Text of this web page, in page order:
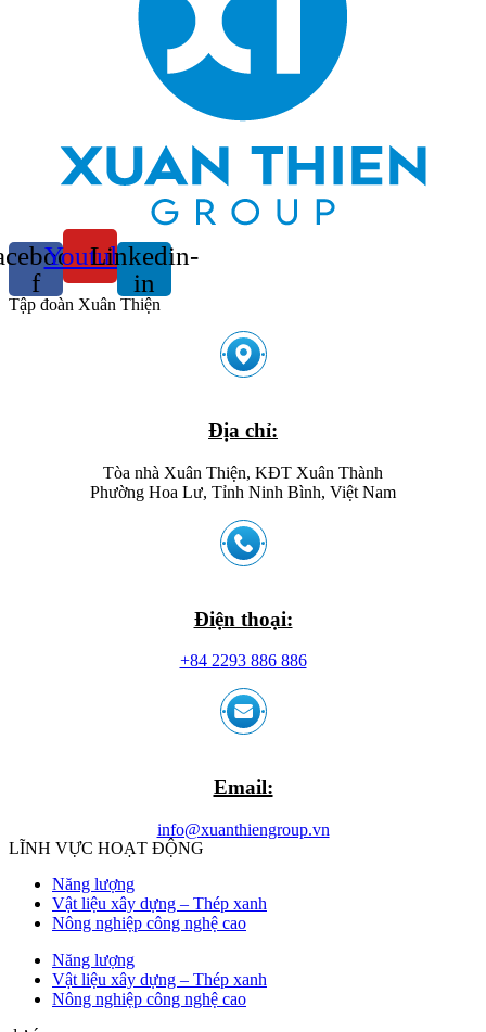
f
YoutubeLinkedin-
in
Tập đoàn Xuân Thiện
Địa chỉ:
Tòa nhà Xuân Thiện, KĐT Xuân Thành
Phường Hoa Lư, Tỉnh Ninh Bình, Việt Nam
Điện thoại:
+84 2293 886 886
Email:
info@xuanthiengroup.vn
LĨNH VỰC HOẠT ĐỘNG
Năng lượng
Vật liệu xây dựng – Thép xanh
Nông nghiệp công nghệ cao
Năng lượng
Vật liệu xây dựng – Thép xanh
Nông nghiệp công nghệ cao